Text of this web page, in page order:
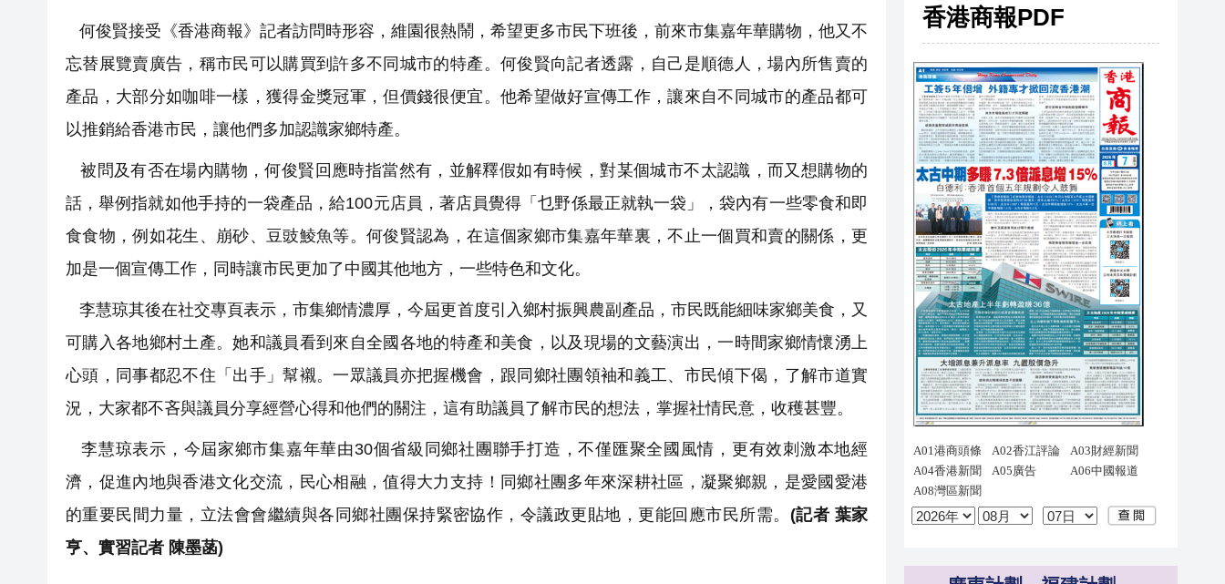
何俊賢接受《香港商報》記者訪問時形容，維園很熱鬧，希望更多市民下班後，前來市集嘉年華購物，他又不
忘替展覽賣廣告，稱市民可以購買到許多不同城市的特產。何俊賢向記者透露，自己是順德人，場內所售賣的
產品，大部分如咖啡一樣，獲得金獎冠軍，但價錢很便宜。他希望做好宣傳工作，讓來自不同城市的產品都可
以推銷給香港市民，讓他們多加認識家鄉特產。
被問及有否在場內購物，何俊賢回應時指當然有，並解釋假如有時候，對某個城市不太認識，而又想購物的
話，舉例指就如他手持的一袋產品，給100元店員，著店員覺得「乜野係最正就執一袋」，袋內有一些零食和即
食食物，例如花生、崩砂、豆豉鯪魚等。何俊賢認為，在這個家鄉市集嘉年華裏，不止一個買和賣的關係，更
加是一個宣傳工作，同時讓市民更加了中國其他地方，一些特色和文化。
李慧琼其後在社交專頁表示，市集鄉情濃厚，今屆更首度引入鄉村振興農副產品，市民既能細味家鄉美食，又
可購入各地鄉村土產。她和議員看到來自全國各地的特產和美食，以及現場的文藝演出，一時間家鄉情懷湧上
心頭，同事都忍不住「出手」幫襯。一眾議員亦把握機會，跟同鄉社團領袖和義工、市民傾下偈，了解市道實
況，大家都不吝與議員分享經營心得和他們的關注，這有助議員了解市民的想法，掌握社情民意，收穫甚豐。
李慧琼表示，今屆家鄉市集嘉年華由30個省級同鄉社團聯手打造，不僅匯聚全國風情，更有效刺激本地經
濟，促進內地與香港文化交流，民心相融，值得大力支持！同鄉社團多年來深耕社區，凝聚鄉親，是愛國愛港
的重要民間力量，立法會會繼續與各同鄉社團保持緊密協作，令議政更貼地，更能回應市民所需。 (記者 葉家
亨、實習記者 陳墨菡)
香港商報PDF